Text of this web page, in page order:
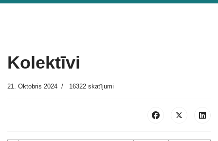
Kolektīvi
21. Oktobris 2024 16322 skatījumi